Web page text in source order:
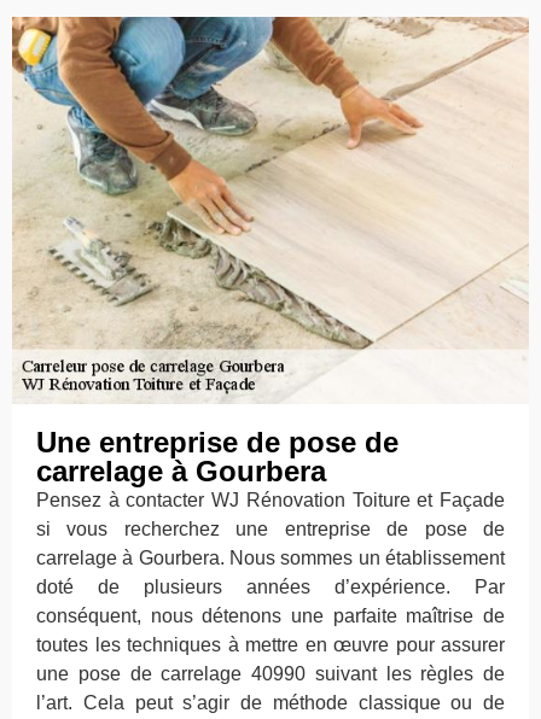
Une entreprise de pose de
carrelage à Gourbera
Pensez à contacter WJ Rénovation Toiture et Façade
si vous recherchez une entreprise de pose de
carrelage à Gourbera. Nous sommes un établissement
doté de plusieurs années d’expérience. Par
conséquent, nous détenons une parfaite maîtrise de
toutes les techniques à mettre en œuvre pour assurer
une pose de carrelage 40990 suivant les règles de
l’art. Cela peut s’agir de méthode classique ou de